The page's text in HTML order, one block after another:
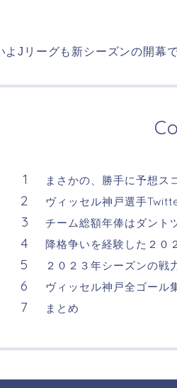
よJリーグも新シーズンの開幕で
まさかの、勝手に予想ス
ヴィッセル神戸選手
チーム総額年俸はダント
降格争いを経験した２０
２０２３年シーズンの戦
ヴィッセル神戸全ゴール
まとめ